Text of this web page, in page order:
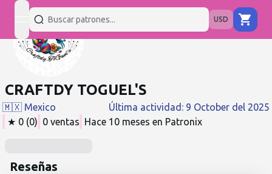
open navigation menu
USD
CRAFTDY TOGUEL'S
🇲🇽 Mexico Última actividad : 9 October del 2025
★ 0 (0) 0 ventas Hace 10 meses en Patronix
Reseñas